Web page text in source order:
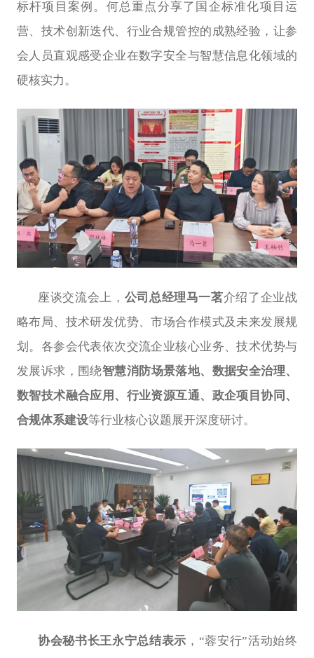
标杆项目案例。何总重点分享了国企标准化项目运
营、技术创新迭代、行业合规管控的成熟经验，让参
会人员直观感受企业在数字安全与智慧信息化领域的
硬核实力。
座谈交流会上， 公司总经理马一茗介绍了企业战
略布局、技术研发优势、市场合作模式及未来发展规
划。各参会代表依次交流企业核心业务、技术优势与
发展诉求，围绕智慧消防场景落地、数据安全治理、
数智技术融合应用、行业资源互通、政企项目协同、
合规体系建设等行业核心议题展开深度研讨。
协会秘书长王永宁总结表示 ，“蓉安行”活动始终